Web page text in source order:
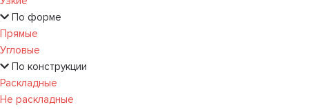
По форме
Прямые
Угловые
По конструкции
Раскладные
Не раскладные